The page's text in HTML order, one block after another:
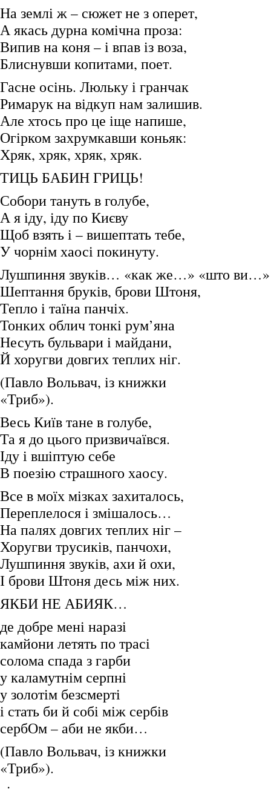
На землі ж – сюжет не з оперет,
А якась дурна комічна проза:
Випив на коня – і впав із воза,
Блиснувши копитами, поет.
Гасне осінь. Люльку і гранчак
Римарук на відкуп нам залишив.
Але хтось про це іще напише,
Огірком захрумкавши коньяк:
Хряк, хряк, хряк, хряк.
ТИЦЬ БАБИН ГРИЦЬ!
Собори тануть в голубе,
А я іду, іду по Києву
Щоб взять і – вишептать тебе,
У чорнім хаосі покинуту.
Лушпиння звуків… «как же…» «што ви…»
Шептання бруків, брови Штоня,
Тепло і таїна панчіх.
Тонких облич тонкі рум’яна
Несуть бульвари і майдани,
Й хоругви довгих теплих ніг.
(Павло Вольвач, із книжки
«Триб»).
Весь Київ тане в голубе,
Та я до цього призвичаївся.
Іду і вшіптую себе
В поезію страшного хаосу.
Все в моїх мізках захиталось,
Переплелося і змішалось…
На палях довгих теплих ніг –
Хоругви трусиків, панчохи,
Лушпиння звуків, ахи й охи,
І брови Штоня десь між них.
ЯКБИ НЕ АБИЯК…
де добре мені наразі
камйони летять по трасі
солома спада з гарби
у каламутнім серпні
у золотім безсмерті
і стать би й собі між сербів
сербОм – аби не якби…
(Павло Вольвач, із книжки
«Триб»).